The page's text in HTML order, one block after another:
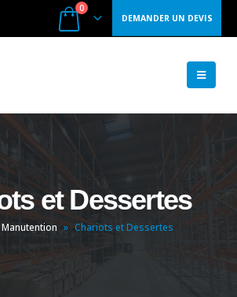
0
DEMANDER UN DEVIS
et Dessertes
Manutention » Chariots et Dessertes